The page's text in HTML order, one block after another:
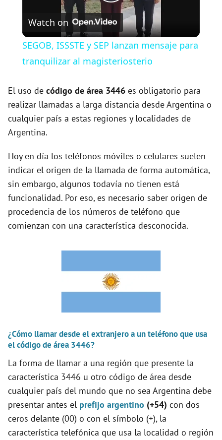
a
y
V
i
d
e
Watch on
SEGOB, ISSSTE y SEP lanzan mensaje para
tranquilizar al magisteriosterio
El uso de código de área 3446 es obligatorio para
realizar llamadas a larga distancia desde Argentina o
cualquier país a estas regiones y localidades de
Argentina.
Hoy en día los teléfonos móviles o celulares suelen
indicar el origen de la llamada de forma automática,
sin embargo, algunos todavía no tienen está
funcionalidad. Por eso, es necesario saber origen de
procedencia de los números de teléfono que
comienzan con una característica desconocida.
¿Cómo llamar desde el extranjero a un teléfono que usa
el código de área 3446?
La forma de llamar a una región que presente la
característica 3446 u otro código de área desde
cualquier país del mundo que no sea Argentina debe
presentar antes el prefijo argentino (+54) con dos
ceros delante (00) o con el símbolo (+), la
característica telefónica que usa la localidad o región